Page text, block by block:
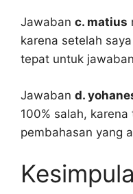
Jawaban c. matius
karena setelah
tepat untuk
Jawaban d.
100% salah,
pembahasan yang